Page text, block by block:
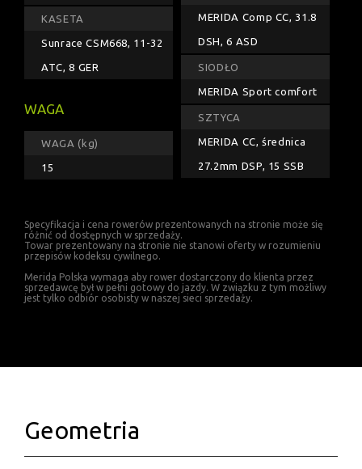
KASETA
Sunrace CSM668, 11-32
ATC, 8 GER
WAGA
WAGA (kg)
15
MERIDA Comp CC, 31.8
DSH, 6 ASD
SIODŁO
MERIDA Sport comfort
SZTYCA
MERIDA CC, średnica
27.2mm DSP, 15 SSB
Specyfikacja i cena rowerów prezentowanych na stronie może się
różnić od dostępnych w sprzedaży.
Towar prezentowany na stronie nie stanowi oferty w rozumieniu
przepisów kodeksu cywilnego.
Merida Polska wymaga aby rower dostarczony do klienta przez
sprzedawcę był w pełni gotowy do jazdy. W związku z tym możliwy
jest tylko odbiór osobisty w naszej sieci sprzedaży.
Geometria